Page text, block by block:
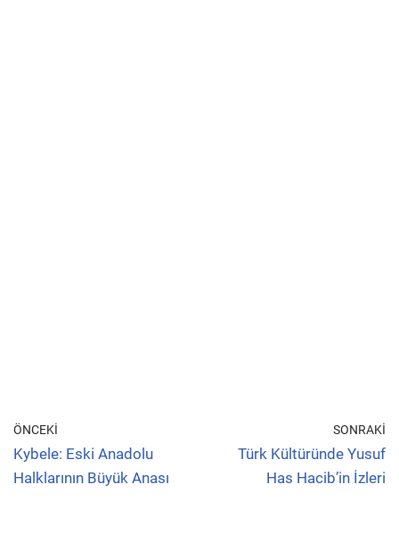
ÖNCEKI
Kybele: Eski Anadolu
Halklarının Büyük Anası
SONRAKI
Türk Kültüründe Yusuf
Has Hacib’in İzleri